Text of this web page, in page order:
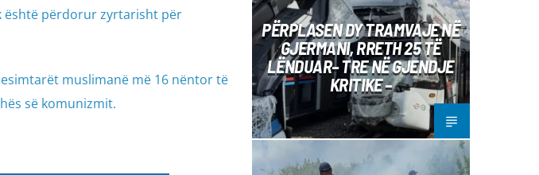
është përdorur zyrtarisht për
muslimanë më 16 nëntor të
së komunizmit.
PËRPLASEN DY TRAMVAJE NË
GJERMANI, RRETH 25 TË
LËNDUAR– TRE NË GJENDJE
KRITIKE –